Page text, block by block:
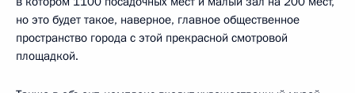
но это будет такое, наверное, главное общественное
пространство города с этой прекрасной смотровой
площадкой.